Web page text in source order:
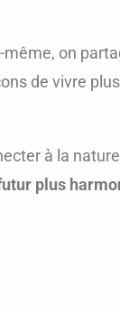
même, on
de vivre plus
à la
plus